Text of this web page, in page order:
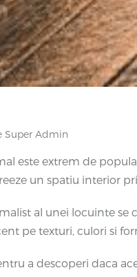
Super Admin
este extrem de
un spatiu interior
al unei locuinte se
pe texturi, culori si
a descoperi daca